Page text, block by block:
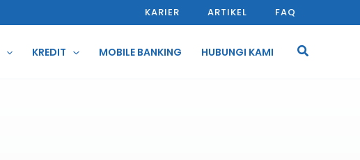
KARIER ARTIKEL FAQ
KREDIT MOBILE BANKING HUBUNGI KAMI Cari